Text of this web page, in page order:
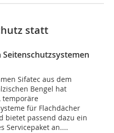
statt
Sifatec aus dem
Bengel hat
temporäre
für Flachdächer
bietet passend dazu ein
Servicepaket an....